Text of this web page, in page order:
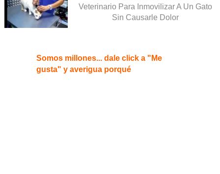
Veterinario Para Inmovilizar A Un Gato
Sin Causarle Dolor
Somos millones... dale click a "Me
gusta" y averigua porqué